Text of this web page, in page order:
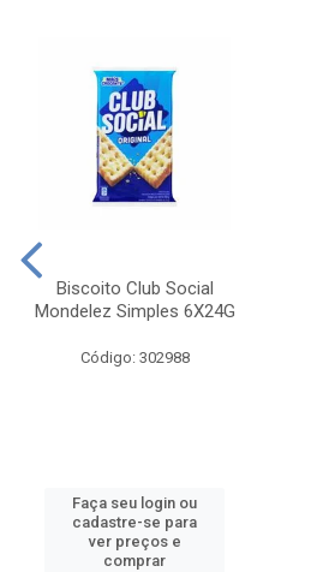
Biscoito Club Social
Mondelez Simples 6X24G
Código: 302988
Faça seu login ou
cadastre-se para
ver preços e
comprar